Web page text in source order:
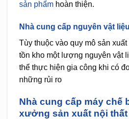
sản phẩm hoàn thiện.
Nhà cung cấp nguyên vật
Tùy thuộc vào quy mô sản
tồn kho một lượng nguyên vật
thể thực hiện gia công khi có
những rủi ro
Nhà cung cấp máy chế
xưởng sản xuất nội thất